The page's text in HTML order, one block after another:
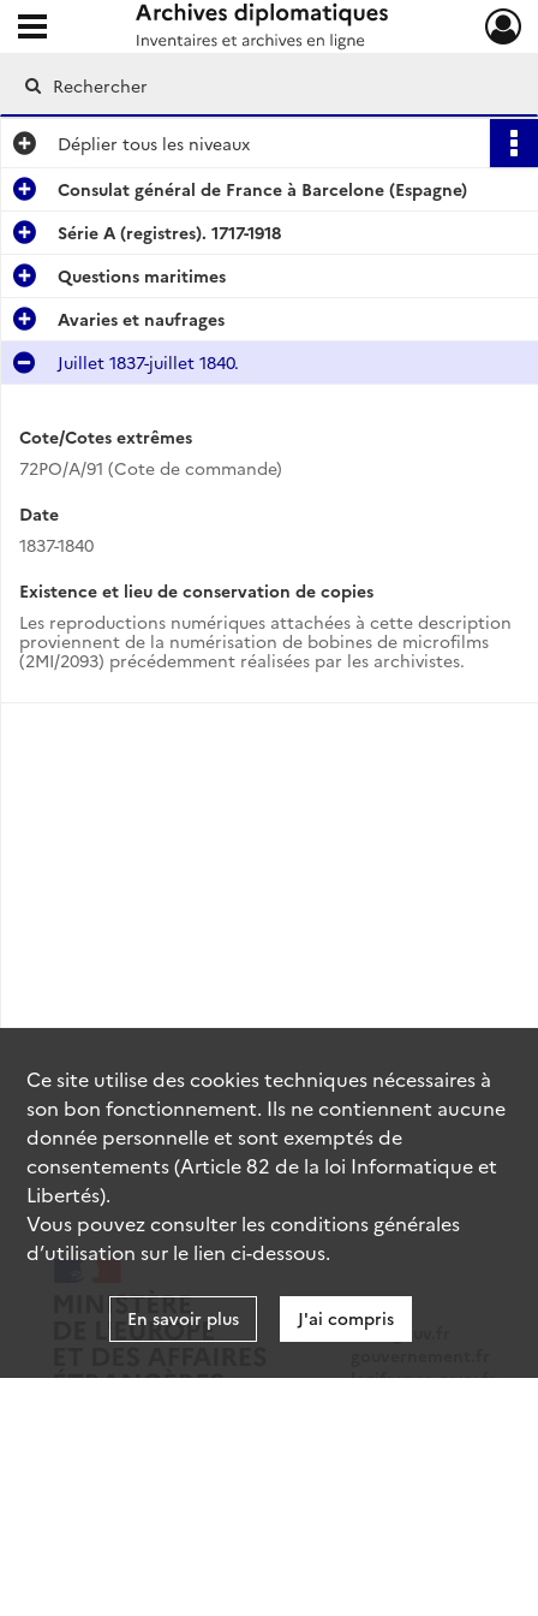
Archives diplomatiques
Ouvrir le menu déroulant
Déplier tous les niveaux
Consulat général de France à Barcelone (Espagne)
Série A (registres). 1717-1918
Questions maritimes
Avaries et naufrages
Juillet 1837-juillet 1840.
Cote/Cotes extrêmes
72PO/A/91 (Cote de commande)
Date
1837-1840
Existence et lieu de conservation de copies
Les reproductions numériques attachées à cette description
proviennent de la numérisation de bobines de microfilms
(2MI/2093) précédemment réalisées par les archivistes.
data.gouv.fr
legifrance.gouv.fr
Ce site utilise descookiestechniques nécessaires à
son bon fonctionnement. Ils ne contiennent aucune
donnée personnelle et sont exemptés de
consentements (Article 82 de la loi Informatique et
Libertés).
Vous pouvez consulter les conditions générales
d’utilisation sur le lien ci-dessous.
En savoir plus J'ai compris